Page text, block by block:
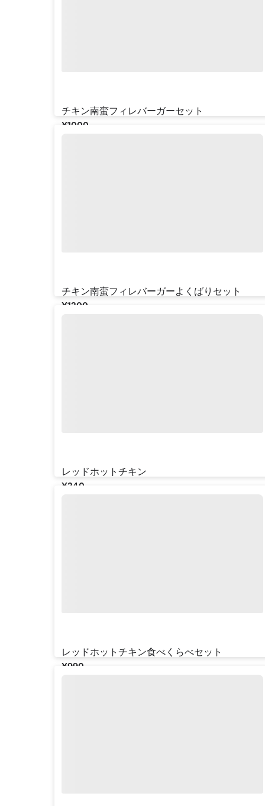
チキン南蛮フィレバーガーセット
¥‎1000
チキン南蛮フィレバーガーよくばりセット
¥‎1300
レッドホットチキン
¥‎340
レッドホットチキン食べくらべセット
¥‎990